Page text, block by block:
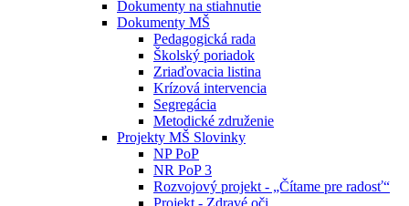
Dokumenty na stiahnutie
Dokumenty MŠ
Pedagogická rada
Školský poriadok
Zriaďovacia listina
Krízová intervencia
Segregácia
Metodické združenie
Projekty MŠ Slovinky
NP PoP
NR PoP 3
Rozvojový projekt - „Čítame pre radosť“
Projekt - Zdravé oči